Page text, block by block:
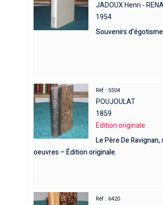
JADOUX Henri -
1954
Souvenirs
Réf : 5504
POUJOULAT
1859
Edition originale
Le Père De Ravignan,
oeuvres – Édition originale.
Réf : 6420